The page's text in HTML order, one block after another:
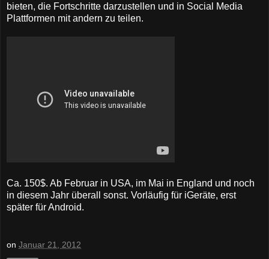
bieten, die Fortschritte darzustellen und in Social Media
Plattformen mit andern zu teilen.
Ca. 150$. Ab Februar in USA, im Mai in England und noch
in diesem Jahr überall sonst. Vorläufig für iGeräte, erst
später für Android.
on Januar 21, 2012